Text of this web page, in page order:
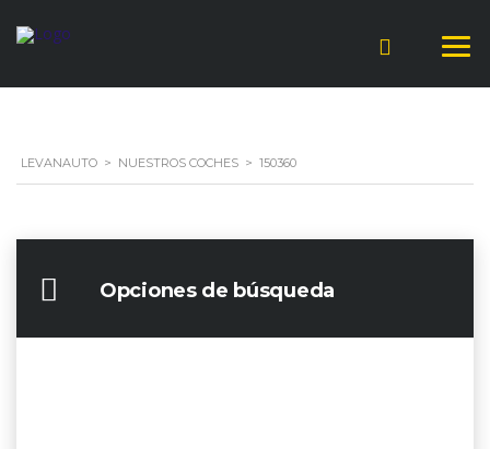
LEVANAUTO > NUESTROS COCHES > 150360
Opciones de búsqueda